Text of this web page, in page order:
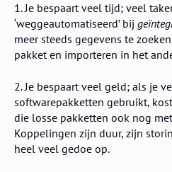
1. Je bespaart veel tijd; veel
‘weggeautomatiseerd’ bij
meer steeds gegevens te
pakket en importeren in het
2. Je bespaart veel geld; als je
softwarepakketten gebruikt,
die losse pakketten ook nog
Koppelingen zijn duur, zijn
heel veel gedoe op.